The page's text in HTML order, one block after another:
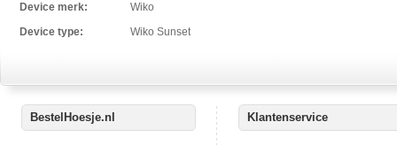
Device merk:
Wiko
Device type:
Wiko Sunset
BestelHoesje.nl Klantenservice